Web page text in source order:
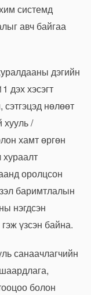
системд
авч байгаа
дэгийн
дэх хэсэгт
нөлөөт
хууль /
хамт өргөн
хураалт
оролцсон
баримтлалын
нэгдсэн
үзсэн байна.
санаачлагчийн
болон